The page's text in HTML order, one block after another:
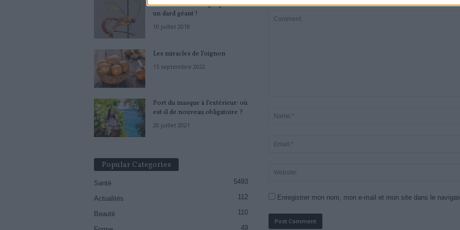
Enregistrer mon nom, mon e-mail et mon site dans le
Découverte d’une guêpe avec
un dard géant !
10 juillet 2018
Les miracles de l’oignon
15 septembre 2022
Port du masque à l’extérieur: où
est-il de nouveau obligatoire ?
20 juillet 2021
Popular Categories
Santé 5493
Actualités 112
Beauté 110
49